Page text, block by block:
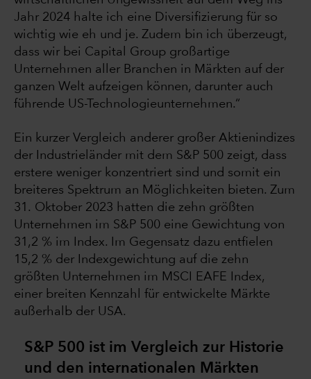
Jahr 2024 halte ich eine Diversifizierung für so
wichtig wie eh und je. Zudem bin ich überzeugt,
dass wir bei Capital Group großartige
Unternehmen aller Branchen in Märkten auf der
ganzen Welt aufzeigen können, darunter auch
führende US-Technologieunternehmen.“
Ein kurzer Vergleich anderer großer Aktienindizes
der Industrieländer mit dem S&P 500 zeigt, dass
erstere weniger konzentriert sind und somit ein
breiteres Spektrum an Möglichkeiten bieten. Zum
31. Oktober 2023 hatten die zehn größten
Unternehmen im S&P 500 eine Gewichtung von
31,2 % im Index. Im Gegensatz dazu entfielen
15,2 % der Indexgewichtung auf die zehn
größten Unternehmen im MSCI EAFE Index,
einer breiten Kennzahl für entwickelte Märkte
außerhalb der USA.
S&P 500 ist im Vergleich zur Historie
und den internationalen Märkten